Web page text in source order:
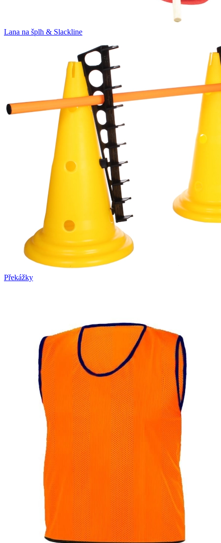
Lana na šplh & Slackline
Překážky